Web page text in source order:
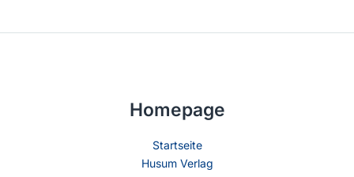
Homepage
Startseite
Husum Verlag